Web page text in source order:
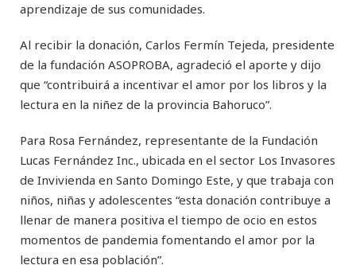
aprendizaje de sus comunidades.
Al recibir la donación, Carlos Fermín Tejeda, presidente
de la fundación ASOPROBA, agradeció el aporte y dijo
que “contribuirá a incentivar el amor por los libros y la
lectura en la niñez de la provincia Bahoruco”.
Para Rosa Fernández, representante de la Fundación
Lucas Fernández Inc., ubicada en el sector Los Invasores
de Invivienda en Santo Domingo Este, y que trabaja con
niños, niñas y adolescentes “esta donación contribuye a
llenar de manera positiva el tiempo de ocio en estos
momentos de pandemia fomentando el amor por la
lectura en esa población”.